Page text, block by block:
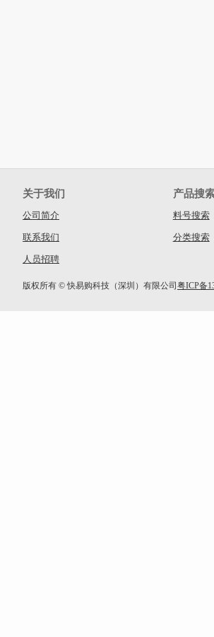
关于我们
公司简介
联系我们
人员招聘
产品搜
料号搜索
分类搜索
版权所有 © 快易购科技（深圳）有限公司 粤ICP备